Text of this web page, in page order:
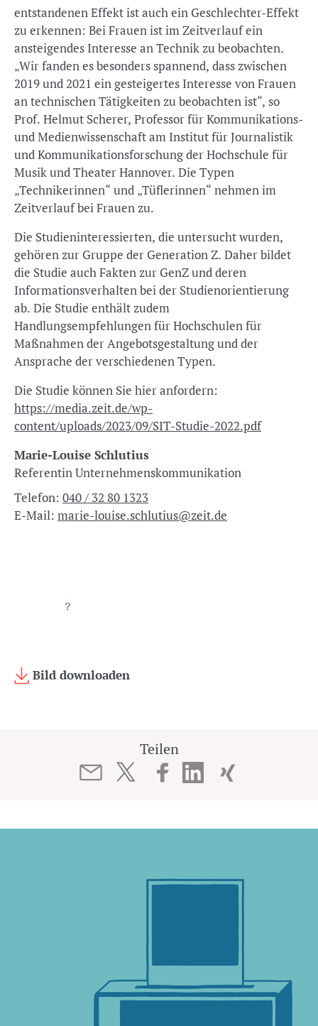
entstandenen Effekt ist auch ein Geschlechter-Effekt
zu erkennen: Bei Frauen ist im Zeitverlauf ein
ansteigendes Interesse an Technik zu beobachten.
„Wir fanden es besonders spannend, dass zwischen
2019 und 2021 ein gesteigertes Interesse von Frauen
an technischen Tätigkeiten zu beobachten ist“, so
Prof. Helmut Scherer, Professor für Kommunikations-
und Medienwissenschaft am Institut für Journalistik
und Kommunikationsforschung der Hochschule für
Musik und Theater Hannover. Die Typen
„Technikerinnen“ und „Tüflerinnen“ nehmen im
Zeitverlauf bei Frauen zu.
Die Studieninteressierten, die untersucht wurden,
gehören zur Gruppe der Generation Z. Daher bildet
die Studie auch Fakten zur GenZ und deren
Informationsverhalten bei der Studienorientierung
ab. Die Studie enthält zudem
Handlungsempfehlungen für Hochschulen für
Maßnahmen der Angebotsgestaltung und der
Ansprache der verschiedenen Typen.
Die Studie können Sie hier anfordern:
https://media.zeit.de/wp-
content/uploads/2023/09/SIT-Studie-2022.pdf
Marie-Louise Schlutius
Referentin Unternehmenskommunikation
Telefon: 040 / 32 80 1323
E-Mail: marie-louise.schlutius@zeit.de
Bild downloaden
Teilen